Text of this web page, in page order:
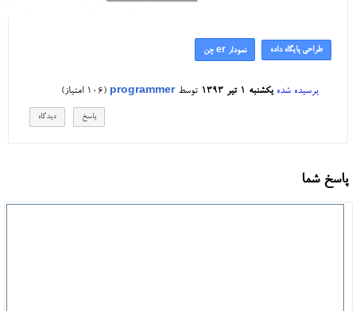
طراحی پایگاه داده نمودار er چن
پرسیده شده یکشنبه ۱ تیر ۱۳۹۳ توسطprogrammer
(
106 امتیاز)
پاسخ شما